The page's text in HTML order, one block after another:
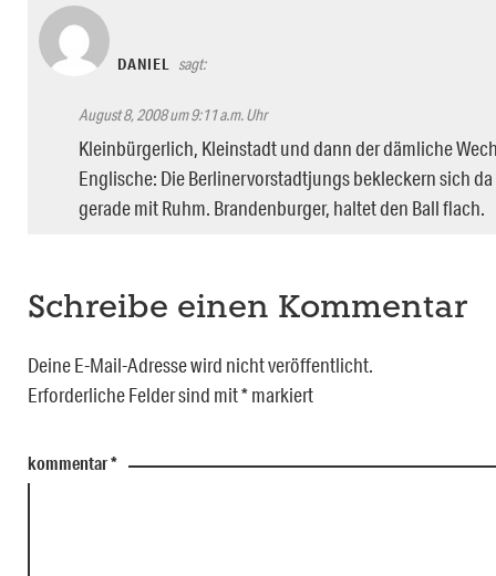
DANIEL sagt:
August 8, 2008 um 9:11 a.m. Uhr
Kleinbürgerlich, Kleinstadt und dann der dämliche
Englische: Die Berlinervorstadtjungs bekleckern sich
gerade mit Ruhm. Brandenburger, haltet den Ball flach.
Schreibe einen Kommentar
Deine E-Mail-Adresse wird nicht veröffentlicht.
Erforderliche Felder sind mit*markiert
kommentar*